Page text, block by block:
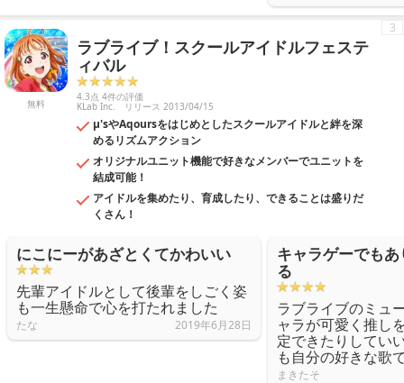
無料
ラブライブ！スクールアイドルフェステ
ィバル
4.3点 4件の評価
KLab Inc. リリース 2013/04/15
μ'sやAqoursをはじめとしたスクールアイドルと絆を深
めるリズムアクション
オリジナルユニット機能で好きなメンバーでユニットを
結成可能！
アイドルを集めたり、育成したり、できることは盛りだ
くさん！
3
にこにーがあざとくてかわいい
先輩アイドルとして後輩をしごく姿
も一生懸命で心を打たれました
たな 2019年6月28日
キャラゲーでも
る
ラブライブのミュ
ャラが可愛く推し
定できたりしてい
も自分の好きな歌
まきたそ